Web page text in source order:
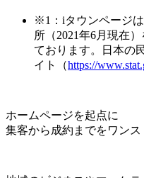
※1：iタウンページ
所（2021年6月現在
ております。日本の
イト（https://
ホームページを起点に
集客から成約までをワン